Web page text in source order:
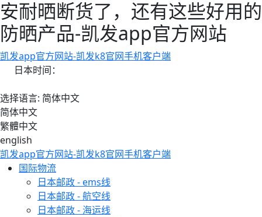
安耐晒断货了，还有这些好用的
防晒产品-凯发app官方网站
凯发app官方网站-凯发k8官网手机客户端
日本时间：
选择语言: 简体中文
简体中文
繁體中文
english
凯发app官方网站-凯发k8官网手机客户端
国际物流
日本邮政 - ems线
日本邮政 - 航空线
日本邮政 - 海运线